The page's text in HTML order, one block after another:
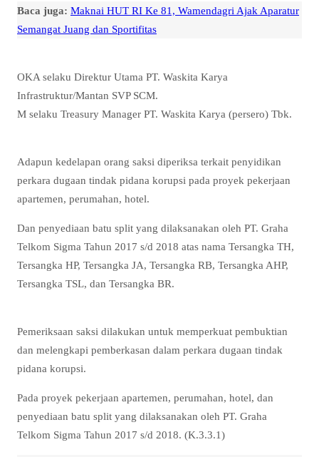
Baca juga: Maknai HUT RI Ke 81, Wamendagri Ajak Aparatur
Semangat Juang dan Sportifitas
OKA selaku Direktur Utama PT. Waskita Karya
Infrastruktur/Mantan SVP SCM.
M selaku Treasury Manager PT. Waskita Karya (persero) Tbk.
Adapun kedelapan orang saksi diperiksa terkait penyidikan
perkara dugaan tindak pidana korupsi pada proyek pekerjaan
apartemen, perumahan, hotel.
Dan penyediaan batu split yang dilaksanakan oleh PT. Graha
Telkom Sigma Tahun 2017 s/d 2018 atas nama Tersangka TH,
Tersangka HP, Tersangka JA, Tersangka RB, Tersangka AHP,
Tersangka TSL, dan Tersangka BR.
Pemeriksaan saksi dilakukan untuk memperkuat pembuktian
dan melengkapi pemberkasan dalam perkara dugaan tindak
pidana korupsi.
Pada proyek pekerjaan apartemen, perumahan, hotel, dan
penyediaan batu split yang dilaksanakan oleh PT. Graha
Telkom Sigma Tahun 2017 s/d 2018. (K.3.3.1)